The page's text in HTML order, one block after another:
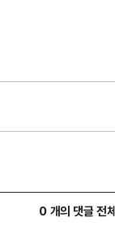
0 개의 댓글 전